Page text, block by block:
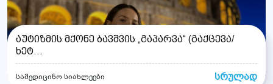
აუტიზმის მქონე ბავშვის „გაპარვა“ (გაქცევა/
ხეტ...
სამედიცინო სიახლეები სრულად